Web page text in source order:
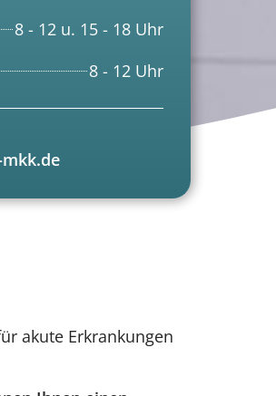
8 - 12 u. 15 - 18 Uhr
8 - 12 Uhr
akute Erkrankungen